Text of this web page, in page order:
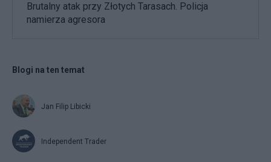
Brutalny atak przy Złotych Tarasach. Policja
namierza agresora
Blogi na ten temat
Jan Filip Libicki
Independent Trader